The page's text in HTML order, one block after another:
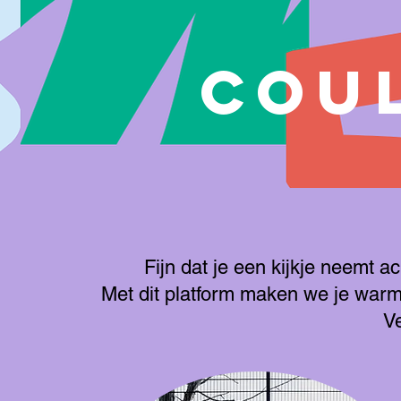
Fijn dat je een kijkje neemt
Met dit platform maken we je